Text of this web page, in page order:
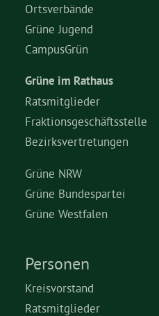
Termine
Kontakt
Ortsverbände
Grüne Jugend
CampusGrün
Grüne im Rathaus
Ratsmitglieder
Fraktionsgeschäftsstelle
Bezirksvertretungen
Grüne NRW
Grüne Bundespartei
Grüne Westfalen
Personen
Kreisvorstand
Ratsmitglieder